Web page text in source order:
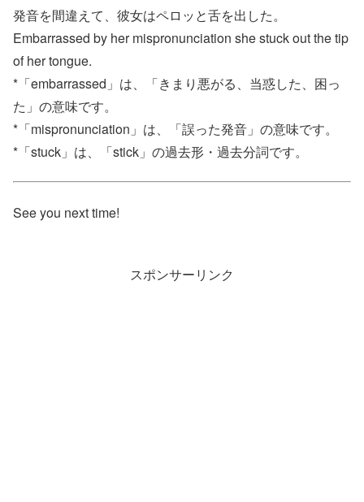
発音を間違えて、彼女はペロッと舌を出した。
Embarrassed by her mispronunciation she stuck out the tip
of her tongue.
*「embarrassed」は、「きまり悪がる、当惑した、困っ
た」の意味です。
*「mispronunciation」は、「誤った発音」の意味です。
*「stuck」は、「stick」の過去形・過去分詞です。
See you next time!
スポンサーリンク